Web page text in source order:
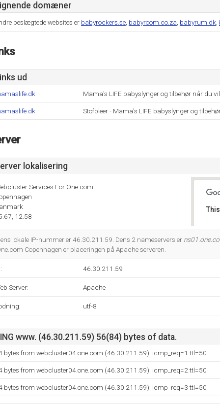
domæner
beslægtede websites er babyrockers.se babyroom.co.za babyrum.dk
ud
Mama's LIFE babyslynger og tilbehør når du
Stofbleer - Mama's LIFE babyslynger og
lokalisering
Services For One.com
12.58
lokale IP-nummer er 46.30.211.59. Dens 2 nameservers er
Copenhagen er placeringen på Apache serveren.
46.30.211.59
Server: Apache
utf-8
www. (46.30.211.59) 56(84) bytes of data.
bytes from webcluster04.one.com (46.30.211.59): icmp_req=1 ttl=50
bytes from webcluster04.one.com (46.30.211.59): icmp_req=2 ttl=50
bytes from webcluster04.one.com (46.30.211.59): icmp_req=3 ttl=50